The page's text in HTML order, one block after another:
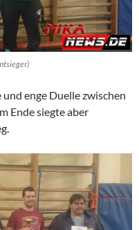
enge Duelle zwischen
Ende siegte aber